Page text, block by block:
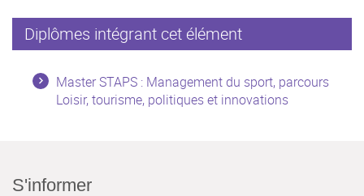
Diplômes intégrant cet élément
Master STAPS : Management du sport, parcours
Loisir, tourisme, politiques et innovations
S'informer